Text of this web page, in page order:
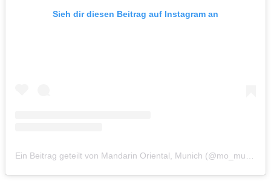
Sieh dir diesen Beitrag auf Instagram an
Ein Beitrag geteilt von Mandarin Oriental, Munich (@mo_munich)